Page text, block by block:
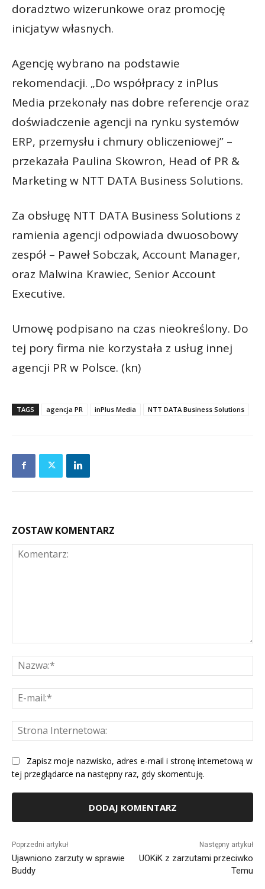
doradztwo wizerunkowe oraz promocję
inicjatyw własnych.
Agencję wybrano na podstawie
rekomendacji. „Do współpracy z inPlus
Media przekonały nas dobre referencje oraz
doświadczenie agencji na rynku systemów
ERP, przemysłu i chmury obliczeniowej” –
przekazała Paulina Skowron, Head of PR &
Marketing w NTT DATA Business Solutions.
Za obsługę NTT DATA Business Solutions z
ramienia agencji odpowiada dwuosobowy
zespół – Paweł Sobczak, Account Manager,
oraz Malwina Krawiec, Senior Account
Executive.
Umowę podpisano na czas nieokreślony. Do
tej pory firma nie korzystała z usług innej
agencji PR w Polsce. (kn)
TAGS agencja PR inPlus Media NTT DATA Business Solutions
ZOSTAW KOMENTARZ
Zapisz moje nazwisko, adres e-mail i stronę internetową w
tej przeglądarce na następny raz, gdy skomentuję.
Poprzedni artykuł
Ujawniono zarzuty w sprawie
Buddy
Następny artykuł
UOKiK z zarzutami przeciwko
Temu